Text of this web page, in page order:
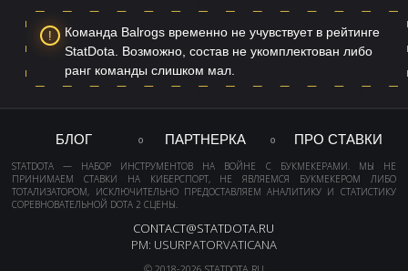
Команда Balrogs временно не учувствует в рейтинге
StatDota. Возможно, состав не укомплектован либо
ранг команды слишком мал.
БЛОГ ПАРТНЕРКА ПРО СТАВКИ
STATDOTA — НАБОР ИНСТРУМЕНТОВ НА ВОЙНЕ С БУКМЕКЕРАМИ. МЫ НЕ
ПРИНИМАЕМ СТАВКИ НА КИБЕРСПОРТ, НЕ ЯВЛЯЕМСЯ БУКМЕКЕРОМ ЛИБО
ТОТАЛИЗАТОРОМ, ИСКЛЮЧИТЕЛЬНО ПРЕДОСТАВЛЯЕМ АНАЛИТИКУ И СТАТИСТИКУ
СОРЕВНОВАТЕЛЬНОЙ DOTA 2 СЦЕНЫ.
CONTACT@STATDOTA.RU
PM: USURPATORVATICANA